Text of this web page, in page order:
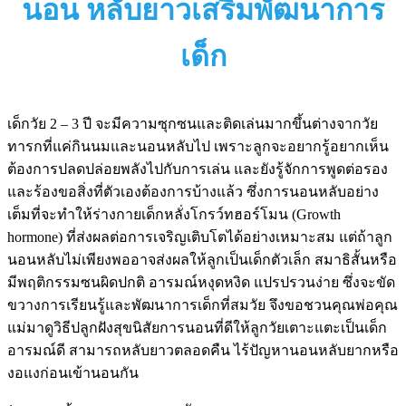
นอน หลับยาวเสริมพัฒนาการ
เด็ก
เด็กวัย 2 – 3 ปี จะมีความซุกซนและติดเล่นมากขึ้นต่างจากวัย
ทารกที่แค่กินนมและนอนหลับไป เพราะลูกจะอยากรู้อยากเห็น
ต้องการปลดปล่อยพลังไปกับการเล่น และยังรู้จักการพูดต่อรอง
และร้องขอสิ่งที่ตัวเองต้องการบ้างแล้ว ซึ่งการนอนหลับอย่าง
เต็มที่จะทำให้ร่างกายเด็กหลั่งโกรว์ทฮอร์โมน (Growth
hormone) ที่ส่งผลต่อการเจริญเติบโตได้อย่างเหมาะสม แต่ถ้าลูก
นอนหลับไม่เพียงพออาจส่งผลให้ลูกเป็นเด็กตัวเล็ก สมาธิสั้นหรือ
มีพฤติกรรมซนผิดปกติ อารมณ์หงุดหงิด แปรปรวนง่าย ซึ่งจะขัด
ขวางการเรียนรู้และพัฒนาการเด็กที่สมวัย จึงขอชวนคุณพ่อคุณ
แม่มาดูวิธีปลูกฝังสุขนิสัยการนอนที่ดีให้ลูกวัยเตาะแตะเป็นเด็ก
อารมณ์ดี สามารถหลับยาวตลอดคืน ไร้ปัญหานอนหลับยากหรือ
งอแงก่อนเข้านอนกัน